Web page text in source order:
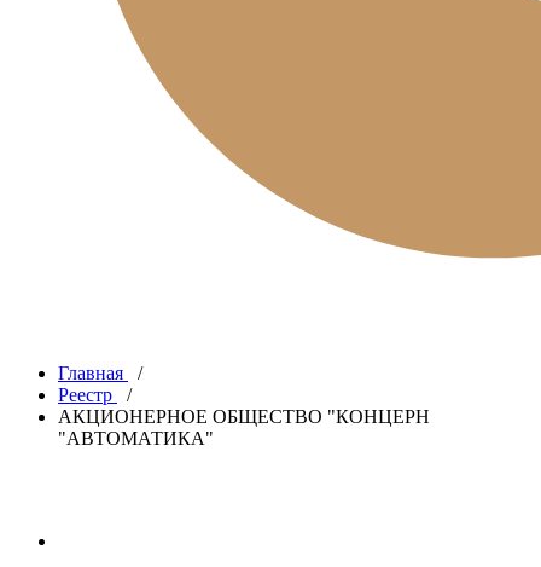
Главная
/
Реестр
/
АКЦИОНЕРНОЕ ОБЩЕСТВО "КОНЦЕРН
"АВТОМАТИКА"